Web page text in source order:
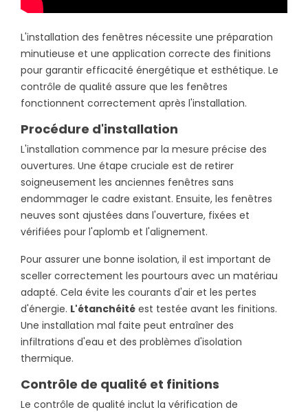
L'installation des fenêtres nécessite une préparation
minutieuse et une application correcte des finitions
pour garantir efficacité énergétique et esthétique. Le
contrôle de qualité assure que les fenêtres
fonctionnent correctement après l'installation.
Procédure d'installation
L'installation commence par la mesure précise des
ouvertures. Une étape cruciale est de retirer
soigneusement les anciennes fenêtres sans
endommager le cadre existant. Ensuite, les fenêtres
neuves sont ajustées dans l'ouverture, fixées et
vérifiées pour l'aplomb et l'alignement.
Pour assurer une bonne isolation, il est important de
sceller correctement les pourtours avec un matériau
adapté. Cela évite les courants d'air et les pertes
d'énergie. L'étanchéité est testée avant les finitions.
Une installation mal faite peut entraîner des
infiltrations d'eau et des problèmes d'isolation
thermique.
Contrôle de qualité et finitions
Le contrôle de qualité inclut la vérification de